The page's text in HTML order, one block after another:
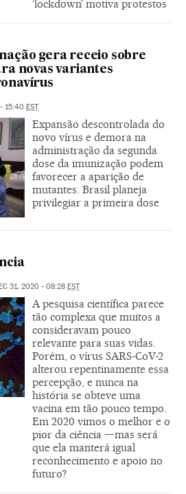
‘lockdown’ motiva protestos
gera receio sobre
novas variantes
15:40 EST
Expansão descontrolada do
novo vírus e demora na
administração da segunda
dose da imunização podem
favorecer a aparição de
mutantes. Brasil planeja
privilegiar a primeira dose
31, 2020 - 08:28 EST
A pesquisa científica parece
tão complexa que muitos a
consideravam pouco
relevante para suas vidas.
Porém, o vírus SARS-CoV-2
alterou repentinamente essa
percepção, e nunca na
história se obteve uma
vacina em tão pouco tempo.
Em 2020 vimos o melhor e o
pior da ciência —mas será
que ela manterá igual
reconhecimento e apoio no
futuro?